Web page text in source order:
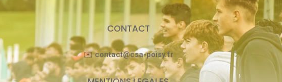
CONTACT
✉️ contact@csa-poisy.fr